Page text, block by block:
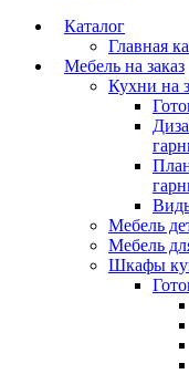
Каталог
Главная
Мебель на заказ
Кухни на
Мебель
Мебель
Шкафы